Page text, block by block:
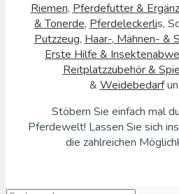
Riemen, Pferdefutter &
& Tonerde, Pferdeleckerlis,
Putzzeug, Haar-, Mähnen- &
Erste Hilfe &
Reitplatzzubehör &
& Weidebedarf
Stöbern Sie einfach mal
Pferdewelt! Lassen Sie sich
die zahlreichen